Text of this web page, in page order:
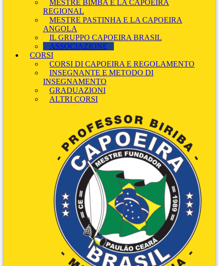
MESTRE BIMBA E LA CAPOEIRA
REGIONAL
MESTRE PASTINHA E LA CAPOEIRA
ANGOLA
IL GRUPPO CAPOEIRA BRASIL
ASSOCIAZIONE
CORSI
CORSI DI CAPOEIRA E REGOLAMENTO
INSEGNANTE E METODO DI
INSEGNAMENTO
GRADUAZIONI
ALTRI CORSI